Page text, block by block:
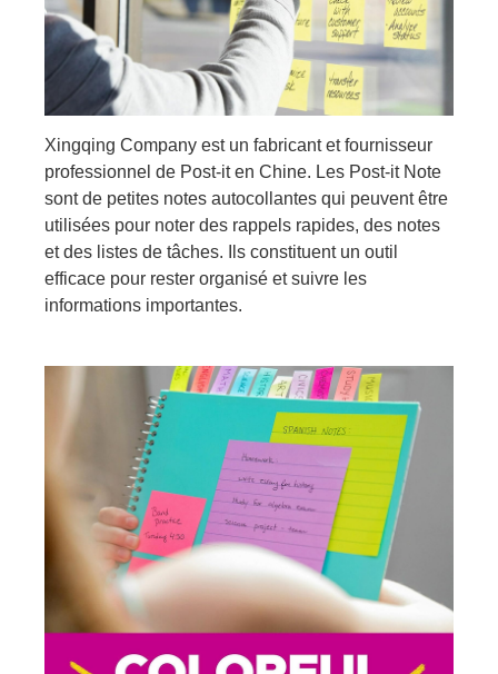
Xingqing Company est un fabricant et fournisseur
professionnel de Post-it en Chine. Les Post-it Note
sont de petites notes autocollantes qui peuvent être
utilisées pour noter des rappels rapides, des notes
et des listes de tâches. Ils constituent un outil
efficace pour rester organisé et suivre les
informations importantes.